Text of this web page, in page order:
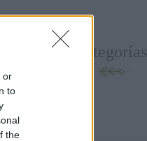
or
to
the
Categorías
BATIDOS Y ZUMOS